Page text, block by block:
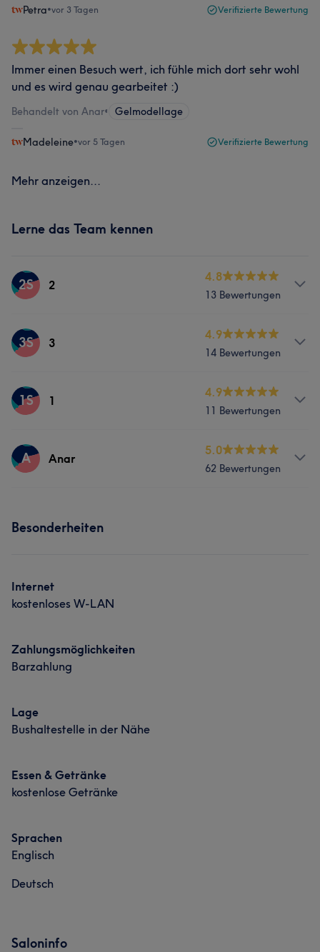
Petra•vor 3 Tagen Verifizierte Bewertung
Immer einen Besuch wert, ich fühle mich dort sehr wohl
und es wird genau gearbeitet :)
Behandelt von Anar• Gelmodellage
Madeleine•vor 5 Tagen Verifizierte Bewertung
Mehr anzeigen...
Lerne das Team kennen
2S 2
4.8
13 Bewertungen
Services
3S 3
4.9
14 Bewertungen
Services
1S 1
4.9
11 Bewertungen
Services
Portfolio
A Anar
5.0
62 Bewertungen
Portfolio
Besonderheiten
Internet
kostenloses W-LAN
Zahlungsmöglichkeiten
Barzahlung
Lage
Bushaltestelle in der Nähe
Essen & Getränke
kostenlose Getränke
Sprachen
Englisch
Deutsch
Saloninfo